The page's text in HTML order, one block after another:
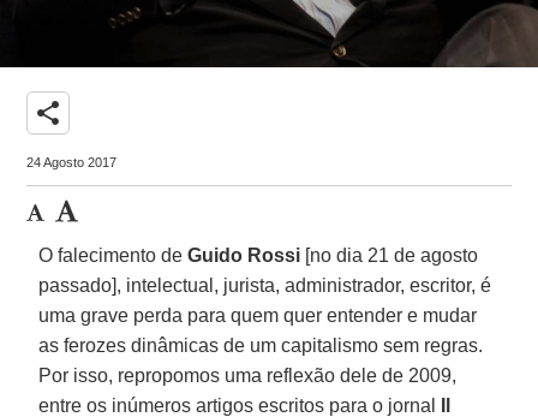
share
24 Agosto 2017
O falecimento deGuido Rossi [no dia 21 de agosto
passado], intelectual, jurista, administrador, escritor, é
uma grave perda para quem quer entender e mudar
as ferozes dinâmicas de um capitalismo sem regras.
Por isso, repropomos uma reflexão dele de 2009,
entre os inúmeros artigos escritos para o jornal